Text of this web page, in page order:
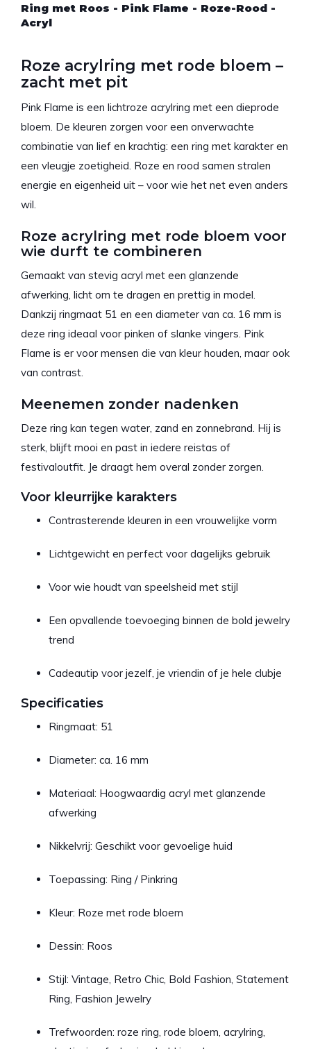
Ring met Roos - Pink Flame - Roze-Rood -
Acryl
Roze acrylring met rode bloem –
zacht met pit
Pink Flame is een lichtroze acrylring met een dieprode
bloem. De kleuren zorgen voor een onverwachte
combinatie van lief en krachtig: een ring met karakter en
een vleugje zoetigheid. Roze en rood samen stralen
energie en eigenheid uit – voor wie het net even anders
wil.
Roze acrylring met rode bloem voor
wie durft te combineren
Gemaakt van stevig acryl met een glanzende
afwerking, licht om te dragen en prettig in model.
Dankzij ringmaat 51 en een diameter van ca. 16 mm is
deze ring ideaal voor pinken of slanke vingers. Pink
Flame is er voor mensen die van kleur houden, maar ook
van contrast.
Meenemen zonder nadenken
Deze ring kan tegen water, zand en zonnebrand. Hij is
sterk, blijft mooi en past in iedere reistas of
festivaloutfit. Je draagt hem overal zonder zorgen.
Voor kleurrijke karakters
Contrasterende kleuren in een vrouwelijke vorm
Lichtgewicht en perfect voor dagelijks gebruik
Voor wie houdt van speelsheid met stijl
Een opvallende toevoeging binnen de bold jewelry
trend
Cadeautip voor jezelf, je vriendin of je hele clubje
Specificaties
Ringmaat: 51
Diameter: ca. 16 mm
Materiaal: Hoogwaardig acryl met glanzende
afwerking
Nikkelvrij: Geschikt voor gevoelige huid
Toepassing: Ring / Pinkring
Kleur: Roze met rode bloem
Dessin: Roos
Stijl: Vintage, Retro Chic, Bold Fashion, Statement
Ring, Fashion Jewelry
Trefwoorden: roze ring, rode bloem, acrylring,